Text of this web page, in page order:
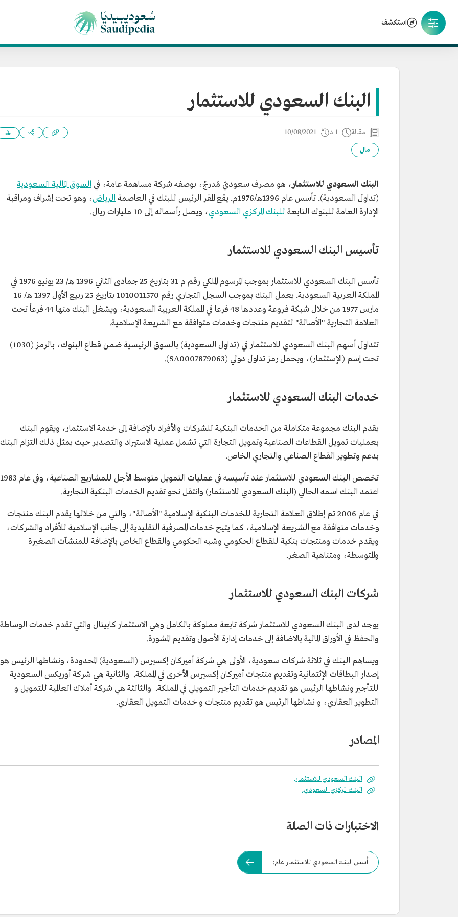
استكشف
البنك السعودي للاستثمار
مقالة 1 د 10/08/2021
مال
البنك السعودي للاستثمار، هو مصرف سعوديّ مُدرجٌ، بوصفه شركة مساهمة عامة، في السوق المالية السعودية
(تداول السعودية). تأسس عام 1396هـ/1976م. يقع المقر الرئيس للبنك في العاصمة
الرياض، وهو تحت إشراف ومراقبة
الإدارة العامة للبنوك التابعة للبنك المركزي السعودي، ويصل رأسماله إلى 10 مليارات ريال.
تأسيس البنك السعودي للاستثمار
تأسس البنك السعودي للاستثمار بموجب المرسوم الملكي رقم م 31 بتاريخ 25 جمادى الثاني 1396 هـ/ 23 يونيو 1976 في
المملكة العربية السعودية. يعمل البنك بموجب السجل التجاري رقم 1010011570 بتاريخ 25 ربيع الأول 1397 هـ/ 16
مارس 1977 من خلال شبكة فروعة وعددها 48 فرعا في المملكة العربية السعودية، ويشغل البنك منها 44 فرعاً تحت
العلامة التجارية "الأصالة" لتقديم منتجات وخدمات متوافقة مع الشريعة الإسلامية.
تتداول أسهم البنك السعودي للاستثمار في (تداول السعودية) بالسوق الرئيسية ضمن قطاع البنوك، بالرمز (1030)
تحت إسم (الإستثمار)، ويحمل رمز تداول دولي (SA0007879063).
خدمات البنك السعودي للاستثمار
يقدم البنك مجموعة متكاملة من الخدمات البنكية للشركات والأفراد بالإضافة إلى خدمة الاستثمار، ويقوم البنك
بعمليات تمويل القطاعات الصناعية وتمويل التجارة التي تشمل عملية الاستيراد والتصدير حيث يمثل ذلك التزام البنك
بدعم وتطوير القطاع الصناعي والتجاري الخاص.
تخصص البنك السعودي للاستثمار عند تأسيسه في عمليات التمويل متوسط الأجل للمشاريع الصناعية، وفي عام 1983
اعتمد البنك اسمه الحالي (البنك السعودي للاستثمار) وانتقل نحو تقديم الخدمات البنكية التجارية.
في عام 2006 تم إطلاق العلامة التجارية للخدمات البنكية الإسلامية "الأصالة"، والتي من خلالها يقدم البنك منتجات
وخدمات متوافقة مع الشريعة الإسلامية، كما يتيح خدمات المصرفية التقليدية إلى جانب الإسلامية للأفراد والشركات،
ويقدم خدمات ومنتجات بنكية للقطاع الحكومي وشبه الحكومي والقطاع الخاص بالإضافة للمنشآت الصغيرة
والمتوسطة، ومتناهية الصغر.
شركات البنك السعودي للاستثمار
يوجد لدى البنك السعودي للاستثمار شركة تابعة مملوكة بالكامل وهي الاستثمار كابيتال والتي تقدم خدمات الوساطة
والحفظ في الأوراق المالية بالاضافة إلى خدمات إدارة الأصول وتقديم المشورة.
ويساهم البنك في ثلاثة شركات سعودية، الأولى هي شركة أميركان إكسبرس (السعودية) المحدودة، ونشاطها الرئيس هو
إصدار البطاقات الإئتمانية وتقديم منتجات أميركان إكسبرس الأخرى في المملكة. والثانية هي شركة أوريكس السعودية
للتأجير ونشاطها الرئيس هو تقديم خدمات التأجير التمويلي في المملكة. والثالثة هي شركة أملاك العالمية للتمويل و
التطوير العقاري، و نشاطها الرئيس هو تقديم منتجات و خدمات التمويل العقاري.
المصادر
البنك السعودي للاستثمار.
البنك المركزي السعودي.
الاختبارات ذات الصلة
أُسس البنك السعودي للاستثمار عام: